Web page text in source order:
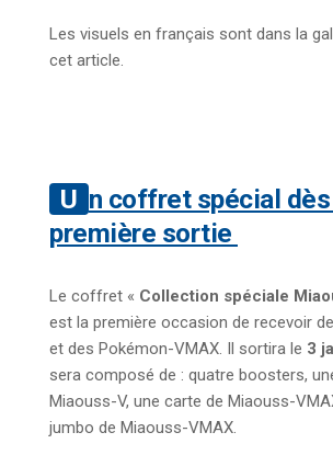
Les visuels en français sont dans la
cet article.
Un coffret spécial dès la
première sortie
Le coffret « Collection spéciale
est la première occasion de recevoir
et des Pokémon-VMAX. Il sortira le 3
sera composé de : quatre boosters,
Miaouss-V, une carte de Miaouss-
jumbo de Miaouss-VMAX.